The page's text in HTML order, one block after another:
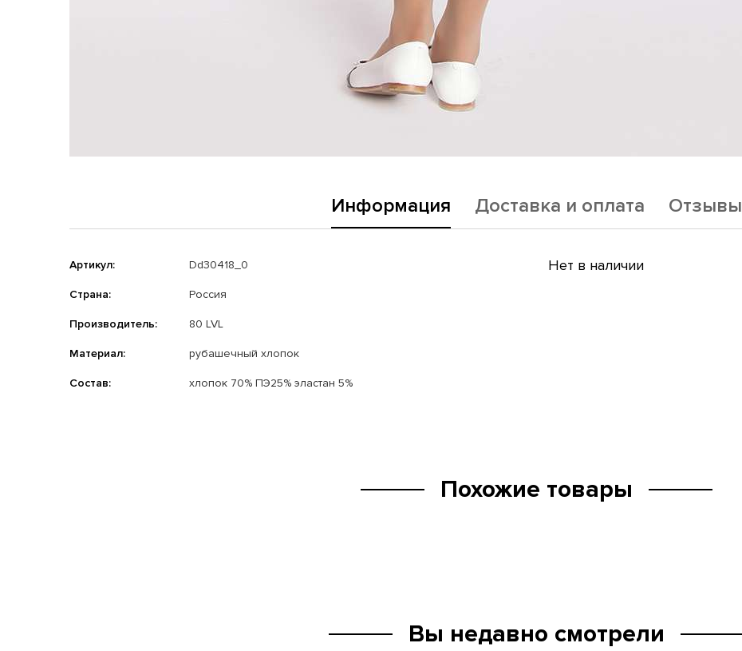
Информация Доставка и оплата Отзывы
Артикул: Dd30418_0
Страна: Россия
Производитель: 80 LVL
Материал: рубашечный хлопок
Состав: хлопок 70% ПЭ25% эластан 5%
Нет в наличии
Похожие товары
Вы недавно смотрели